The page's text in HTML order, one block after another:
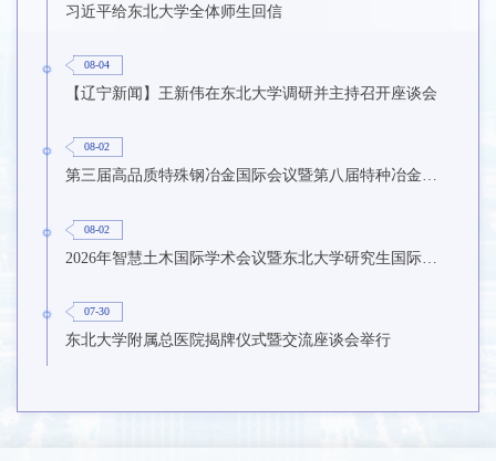
习近平给东北大学全体师生回信
08-04
【辽宁新闻】王新伟在东北大学调研并主持召开座谈会
08-02
第三届高品质特殊钢冶金国际会议暨第八届特种冶金技术学术会议在东北大学召开
08-02
2026年智慧土木国际学术会议暨东北大学研究生国际暑期学校第九期在东北大学召开
07-30
东北大学附属总医院揭牌仪式暨交流座谈会举行